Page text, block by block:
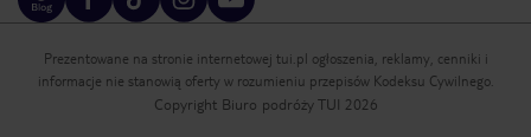
Prezentowane na stronie internetowej tui.pl ogłoszenia, reklamy, cenniki i
informacje nie stanowią oferty w rozumieniu przepisów Kodeksu Cywilnego.
Copyright Biuro podróży TUI 2026